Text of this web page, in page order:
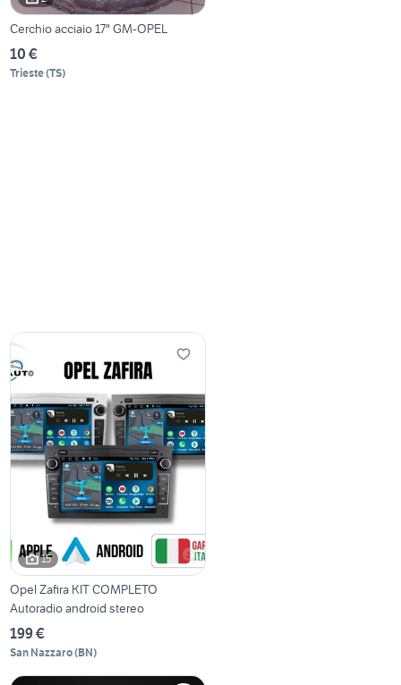
Cerchio acciaio 17" GM-OPEL
10 €
Trieste(TS)
15
Opel Zafira KIT COMPLETO
Autoradio android stereo
199 €
San Nazzaro(BN)